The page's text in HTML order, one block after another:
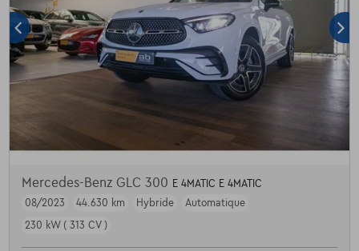
Mercedes-Benz GLC 300 E 4MATIC E 4MATIC
08/2023
44.630 km Hybride
Automatique
230 kW ( 313 CV )